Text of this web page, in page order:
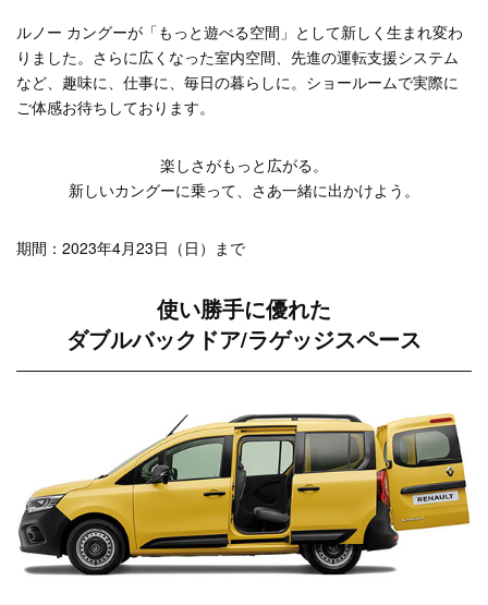
ルノー カングーが「もっと遊べる空間」として新しく生まれ変わ
りました。さらに広くなった室内空間、先進の運転支援システム
など、趣味に、仕事に、毎⽇の暮らしに。ショールームで実際に
ご体感お待ちしております。
楽しさがもっと広がる。
新しいカングーに乗って、さあ⼀緒に出かけよう。
期間：2023年4月23日（日）まで
使い勝手に優れた
ダブルバックドア/ラゲッジスペース